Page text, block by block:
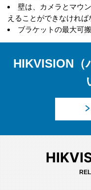
壁は、カメラとマウ
えることができなければ
ブラケットの最大可
HIKVISION（